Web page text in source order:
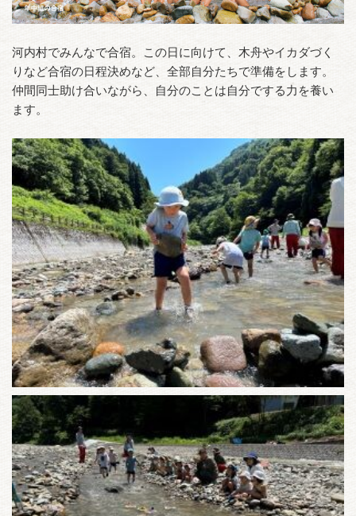
河内村でみんなで合宿。この日に向けて、木舟やイカダづく
りなど合宿の日程決めなど、全部自分たちで準備をします。
仲間同士助け合いながら、自分のことは自分でする力を養い
ます。